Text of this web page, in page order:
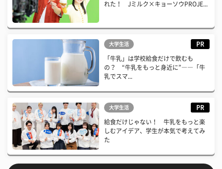
れた！ Jミルク×キョーソウPROJE...
大学生活 PR
「牛乳」は学校給食だけで飲むも
の？ “牛乳をもっと身近に”――「牛
乳でスマ...
大学生活 PR
給食だけじゃない！ 牛乳をもっと楽
しむアイデア、学生が本気で考えてみ
た